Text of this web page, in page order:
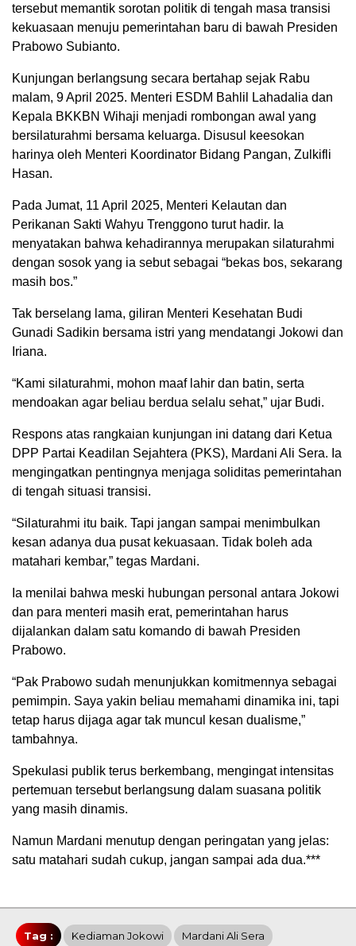
tersebut memantik sorotan politik di tengah masa transisi
kekuasaan menuju pemerintahan baru di bawah Presiden
Prabowo Subianto.
Kunjungan berlangsung secara bertahap sejak Rabu
malam, 9 April 2025. Menteri ESDM Bahlil Lahadalia dan
Kepala BKKBN Wihaji menjadi rombongan awal yang
bersilaturahmi bersama keluarga. Disusul keesokan
harinya oleh Menteri Koordinator Bidang Pangan, Zulkifli
Hasan.
Pada Jumat, 11 April 2025, Menteri Kelautan dan
Perikanan Sakti Wahyu Trenggono turut hadir. Ia
menyatakan bahwa kehadirannya merupakan silaturahmi
dengan sosok yang ia sebut sebagai “bekas bos, sekarang
masih bos.”
Tak berselang lama, giliran Menteri Kesehatan Budi
Gunadi Sadikin bersama istri yang mendatangi Jokowi dan
Iriana.
“Kami silaturahmi, mohon maaf lahir dan batin, serta
mendoakan agar beliau berdua selalu sehat,” ujar Budi.
Respons atas rangkaian kunjungan ini datang dari Ketua
DPP Partai Keadilan Sejahtera (PKS), Mardani Ali Sera. Ia
mengingatkan pentingnya menjaga soliditas pemerintahan
di tengah situasi transisi.
“Silaturahmi itu baik. Tapi jangan sampai menimbulkan
kesan adanya dua pusat kekuasaan. Tidak boleh ada
matahari kembar,” tegas Mardani.
Ia menilai bahwa meski hubungan personal antara Jokowi
dan para menteri masih erat, pemerintahan harus
dijalankan dalam satu komando di bawah Presiden
Prabowo.
“Pak Prabowo sudah menunjukkan komitmennya sebagai
pemimpin. Saya yakin beliau memahami dinamika ini, tapi
tetap harus dijaga agar tak muncul kesan dualisme,”
tambahnya.
Spekulasi publik terus berkembang, mengingat intensitas
pertemuan tersebut berlangsung dalam suasana politik
yang masih dinamis.
Namun Mardani menutup dengan peringatan yang jelas:
satu matahari sudah cukup, jangan sampai ada dua.***
Tag : Kediaman Jokowi Mardani Ali Sera